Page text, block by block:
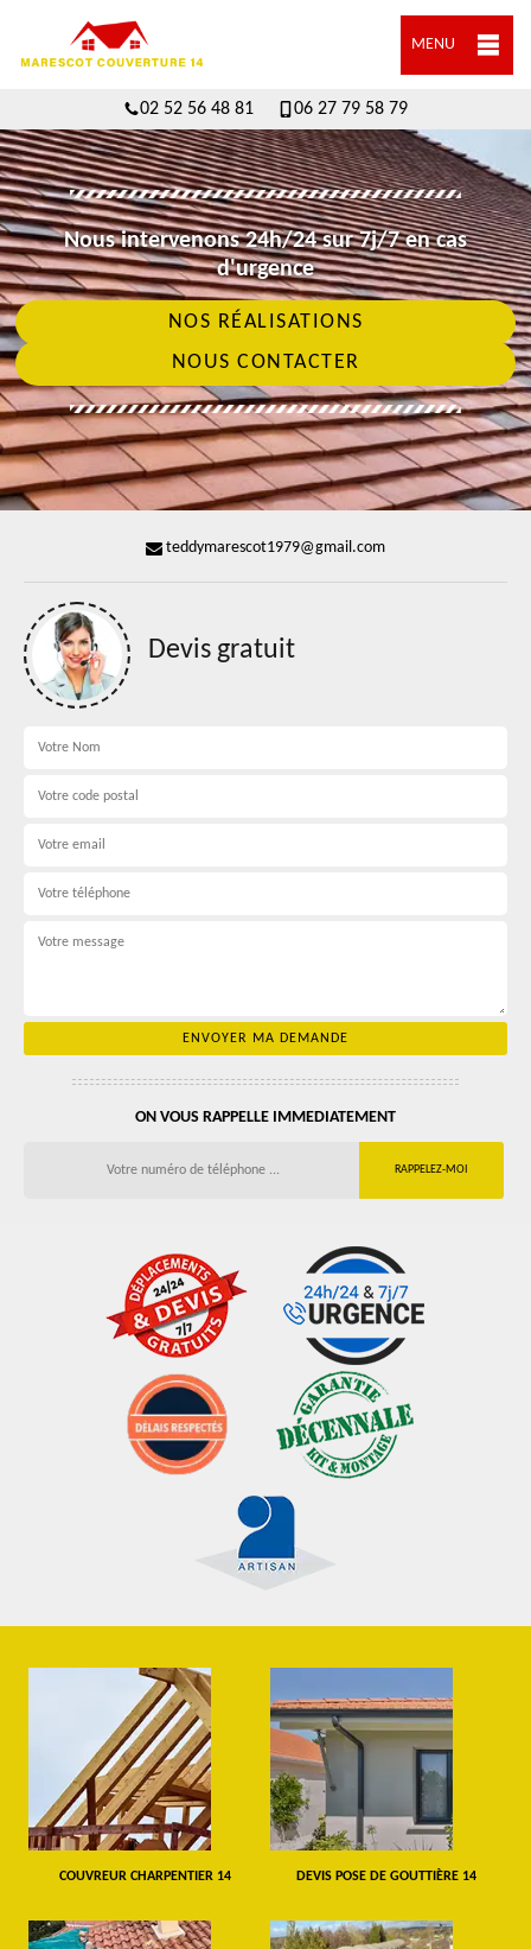
MENU
02 52 56 48 81 06 27 79 58 79
Nous intervenons 24h/24 sur 7j/7 en cas
d'urgence
NOS RÉALISATIONS
NOUS CONTACTER
teddymarescot1979@gmail.com
Devis gratuit
ON VOUS RAPPELLE IMMEDIATEMENT
COUVREUR CHARPENTIER 14 DEVIS POSE DE GOUTTIÈRE 14